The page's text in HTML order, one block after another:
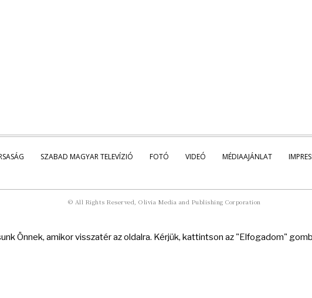
SZABAD MAGYAR TELEVÍZIÓ FOTÓ VIDEÓ MÉDIAAJÁNLAT
© All Rights Reserved, Olivia Media and Publishing Corporation
Önnek, amikor visszatér az oldalra. Kérjük, kattintson az "Elfogadom"